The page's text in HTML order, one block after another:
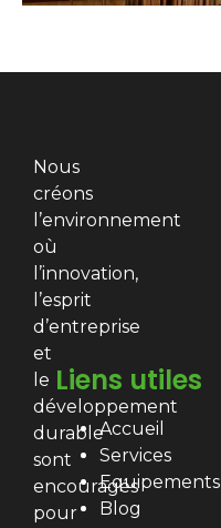
Nous
créons
l’environnement
où
l’innovation,
l’esprit
d’entreprise
et
le
développement
durable
sont
encouragés
pour
Liens utiles
Accueil
Services
Equipements
Blog